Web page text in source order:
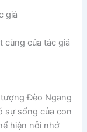
giả
cùng của tác giả
Đèo Ngang
sự sống của con
hiện nỗi nhớ